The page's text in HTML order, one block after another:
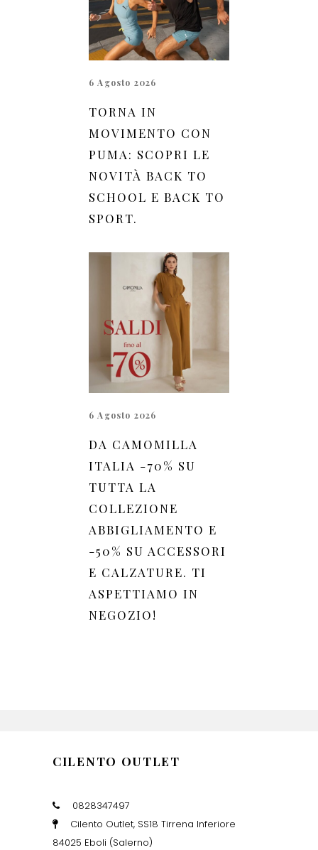
6 Agosto 2026
TORNA IN
MOVIMENTO CON
PUMA: SCOPRI LE
NOVITÀ BACK TO
SCHOOL E BACK TO
SPORT.
6 Agosto 2026
DA CAMOMILLA
ITALIA -70% SU
TUTTA LA
COLLEZIONE
ABBIGLIAMENTO E
-50% SU ACCESSORI
E CALZATURE. TI
ASPETTIAMO IN
NEGOZIO!
CILENTO OUTLET
0828347497
Cilento Outlet, SS18 Tirrena Inferiore
84025 Eboli (Salerno)